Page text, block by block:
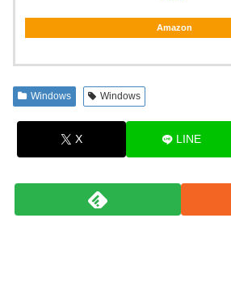
Amazon
Windows Windows
X LINE